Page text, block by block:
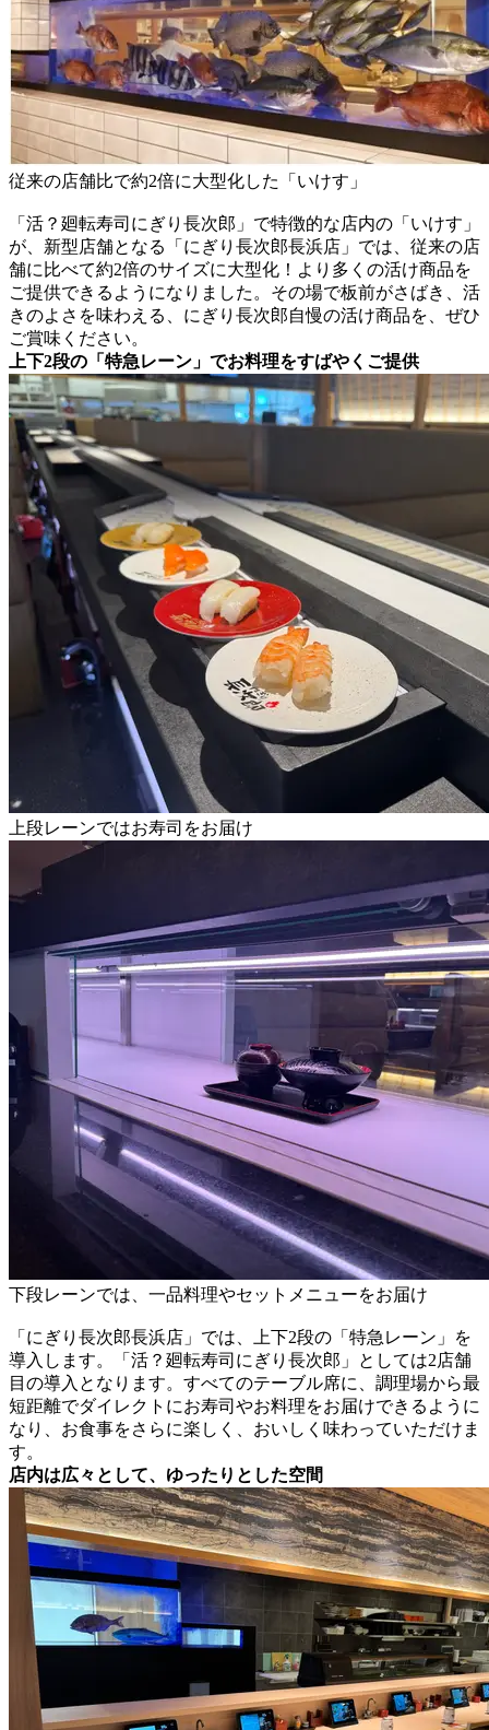
従来の店舗比で約2倍に大型化した「いけす」
「活？廻転寿司にぎり長次郎」で特徴的な店内の「いけす」
が、新型店舗となる「にぎり長次郎長浜店」では、従来の店
舗に比べて約2倍のサイズに大型化！より多くの活け商品を
ご提供できるようになりました。その場で板前がさばき、活
きのよさを味わえる、にぎり長次郎自慢の活け商品を、ぜひ
ご賞味ください。
上下2段の「特急レーン」でお料理をすばやくご提供
上段レーンではお寿司をお届け
下段レーンでは、一品料理やセットメニューをお届け
「にぎり長次郎長浜店」では、上下2段の「特急レーン」を
導入します。「活？廻転寿司にぎり長次郎」としては2店舗
目の導入となります。すべてのテーブル席に、調理場から最
短距離でダイレクトにお寿司やお料理をお届けできるように
なり、お食事をさらに楽しく、おいしく味わっていただけま
す。
店内は広々として、ゆったりとした空間